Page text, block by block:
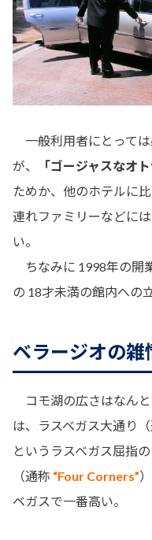
一般利用者にとって
が、
「ゴージャスなオ
ためか、他のホテルに
連れファミリーなどに
い。
ちなみに 1998年の開
の 18才未満の館内への
ベラージオの雑
コモ湖の広さはなん
は、ラスベガス大通り
というラスベガス屈指
（通称 “Four Corners”
ベガスで一番高い。